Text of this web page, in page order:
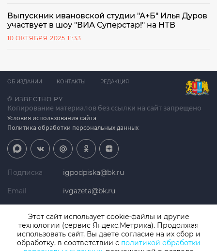
Выпускник ивановской студии "А+Б" Илья Дуров
участвует в шоу "ВИА Суперстар!" на НТВ
10 ОКТЯБРЯ 2025 11:33
© ИЗВЕСТНО.РУ
Копирование материалов без ссылки на сайт запрещено
Условия использования сайта
Политика обработки персональных данных
ОБ ИЗДАНИИ КОНТАКТЫ РЕДАКЦИЯ
Подписка igpodpiska@bk.ru
Email ivgazeta@bk.ru
Телефон +7 (4932) 41-94-81
Этот сайт использует cookie-файлы и другие
технологии (сервис Яндекс.Метрика). Продолжая
использовать сайт, Вы даете согласие на их сбор и
обработку, в соответствии с политикой обработки